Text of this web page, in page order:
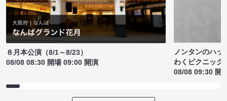
８月本公演（8/1～8/23）
08/08 08:30 開場 09:00 開演
ノンタンのハッ
わくピクニック
08/08 09:30 開